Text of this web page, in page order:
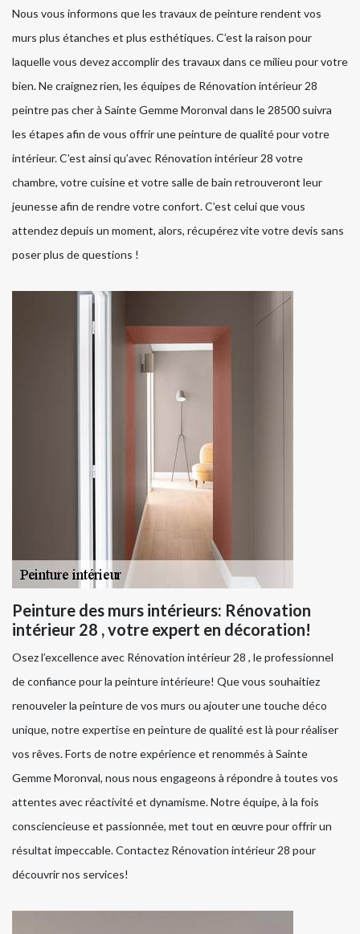
Nous vous informons que les travaux de peinture rendent vos
murs plus étanches et plus esthétiques. C’est la raison pour
laquelle vous devez accomplir des travaux dans ce milieu pour votre
bien. Ne craignez rien, les équipes de Rénovation intérieur 28
peintre pas cher à Sainte Gemme Moronval dans le 28500 suivra
les étapes afin de vous offrir une peinture de qualité pour votre
intérieur. C’est ainsi qu’avec Rénovation intérieur 28 votre
chambre, votre cuisine et votre salle de bain retrouveront leur
jeunesse afin de rendre votre confort. C’est celui que vous
attendez depuis un moment, alors, récupérez vite votre devis sans
poser plus de questions !
Peinture des murs intérieurs: Rénovation
intérieur 28 , votre expert en décoration!
Osez l’excellence avec Rénovation intérieur 28 , le professionnel
de confiance pour la peinture intérieure! Que vous souhaitiez
renouveler la peinture de vos murs ou ajouter une touche déco
unique, notre expertise en peinture de qualité est là pour réaliser
vos rêves. Forts de notre expérience et renommés à Sainte
Gemme Moronval, nous nous engageons à répondre à toutes vos
attentes avec réactivité et dynamisme. Notre équipe, à la fois
consciencieuse et passionnée, met tout en œuvre pour offrir un
résultat impeccable. Contactez Rénovation intérieur 28 pour
découvrir nos services!